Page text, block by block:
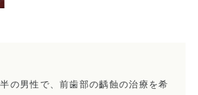
は
の男性で、前歯部の齲蝕の治療を希